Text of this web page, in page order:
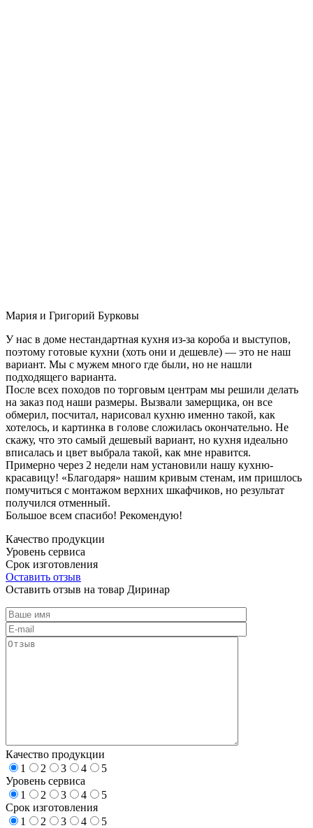
Мария и Григорий Бурковы
У нас в доме нестандартная кухня из-за короба и выступов,
поэтому готовые кухни (хоть они и дешевле) — это не наш
вариант. Мы с мужем много где были, но не нашли
подходящего варианта.
После всех походов по торговым центрам мы решили делать
на заказ под наши размеры. Вызвали замерщика, он все
обмерил, посчитал, нарисовал кухню именно такой, как
хотелось, и картинка в голове сложилась окончательно. Не
скажу, что это самый дешевый вариант, но кухня идеально
вписалась и цвет выбрала такой, как мне нравится.
Примерно через 2 недели нам установили нашу кухню-
красавицу! «Благодаря» нашим кривым стенам, им пришлось
помучиться с монтажом верхних шкафчиков, но результат
получился отменный.
Большое всем спасибо! Рекомендую!
Качество продукции
Уровень сервиса
Срок изготовления
Оставить отзыв
Оставить отзыв на товар Диринар
Качество продукции
1
2 3 4
5
Уровень сервиса
1
2 3 4
5
Срок изготовления
1
2 3 4
5